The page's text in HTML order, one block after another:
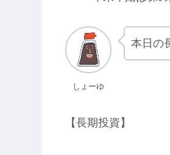
しょーゆ
本日の
【長期投資】